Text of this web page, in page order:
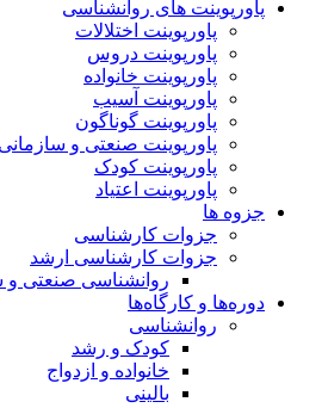
پاورپوینت های روانشناسی
پاورپوینت اختلالات
پاورپوینت دروس
پاورپوینت خانواده
پاورپوینت آسیب
پاورپوینت گوناگون
پاورپوینت صنعتی و سازمانی
پاورپوینت کودک
پاورپوینت اعتیاد
جزوه ها
جزوات کارشناسی
جزوات کارشناسی ارشد
روانشناسی صنعتی و
دوره‌ها و کارگاه‌ها
روانشناسی
کودک و رشد
خانواده و ازدواج
بالینی